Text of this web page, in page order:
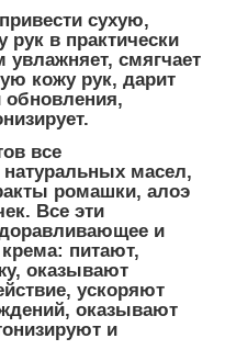
сухую,
в практически
увлажняет, смягчает
кожу рук, дарит
обновления,
все
масел,
ромашки, алоэ
Все эти
и
питают,
оказывают
ускоряют
оказывают
и